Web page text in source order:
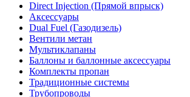
Direct Injection (Прямой впрыск)
Аксессуары
Dual Fuel (Газодизель)
Вентили метан
Мультиклапаны
Баллоны и баллонные аксессуары
Комплекты пропан
Традиционные системы
Трубопроводы